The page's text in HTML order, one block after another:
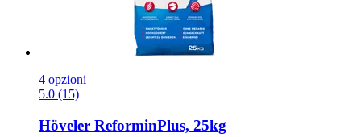
4 opzioni
5.0 (15)
Höveler ReforminPlus, 25kg